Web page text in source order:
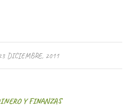
DICIEMBRE, 2011
Y FINANZAS